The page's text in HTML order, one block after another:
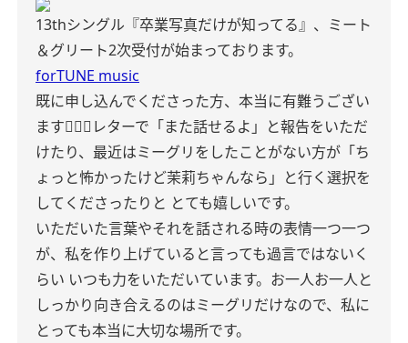
13thシングル『卒業写真だけが知ってる』、ミート
＆グリート2次受付が始まっております。
forTUNE music
既に申し込んでくださった方、本当に有難うござい
ます🙇🏻‍♀️レターで「また話せるよ」と報告をいただ
けたり、最近はミーグリをしたことがない方が「ち
ょっと怖かったけど茉莉ちゃんなら」と行く選択を
してくださったりと とても嬉しいです。
いただいた言葉やそれを話される時の表情一つ一つ
が、私を作り上げていると言っても過言ではないく
らい いつも力をいただいています。お一人お一人と
しっかり向き合えるのはミーグリだけなので、私に
とっても本当に大切な場所です。